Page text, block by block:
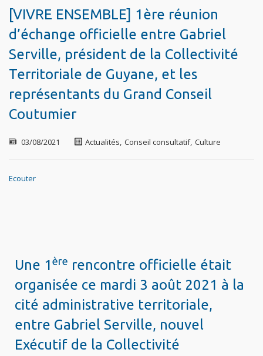
[VIVRE ENSEMBLE] 1ère réunion
d’échange officielle entre Gabriel
Serville, président de la Collectivité
Territoriale de Guyane, et les
représentants du Grand Conseil
Coutumier
03/08/2021 Actualités, Conseil consultatif, Culture
Ecouter
Une 1ère rencontre officielle était
organisée ce mardi 3 août 2021 à la
cité administrative territoriale,
entre Gabriel Serville, nouvel
Exécutif de la Collectivité